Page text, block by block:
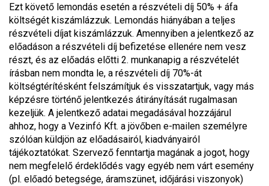
Ezt követő lemondás esetén a részvételi díj 50% + áfa
költségét kiszámlázzuk. Lemondás hiányában a teljes
részvételi díjat kiszámlázzuk. Amennyiben a jelentkező az
előadáson a részvételi díj befizetése ellenére nem vesz
részt, és az előadás előtti 2. munkanapig a részvételét
írásban nem mondta le, a részvételi díj 70%-át
költségtérítésként felszámítjuk és visszatartjuk, vagy más
képzésre történő jelentkezés átirányítását rugalmasan
kezeljük. A jelentkező adatai megadásával hozzájárul
ahhoz, hogy a Vezinfó Kft. a jövőben e-mailen személyre
szólóan küldjön az előadásairól, kiadványairól
tájékoztatókat. Szervező fenntartja magának a jogot, hogy
nem megfelelő érdeklődés vagy egyéb nem várt esemény
(pl. előadó betegsége, áramszünet, időjárási viszonyok)